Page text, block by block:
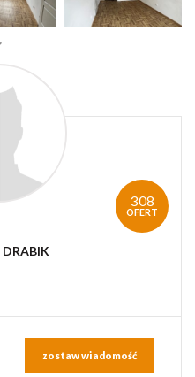
308
OFERT
DRABIK
zostaw wiadomość